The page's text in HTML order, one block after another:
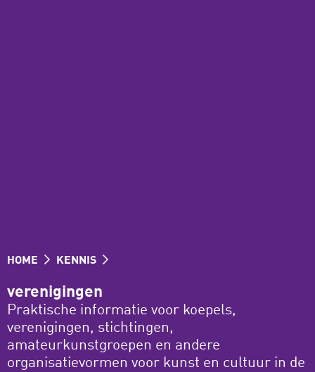
HOME KENNIS
verenigingen
Praktische informatie voor koepels,
verenigingen, stichtingen,
amateurkunstgroepen en andere
organisatievormen voor kunst en cultuur in de